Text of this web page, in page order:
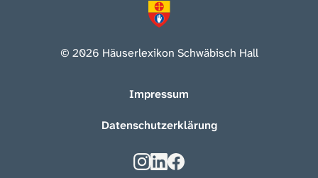
© 2026 Häuserlexikon Schwäbisch Hall
Impressum
Datenschutzerklärung